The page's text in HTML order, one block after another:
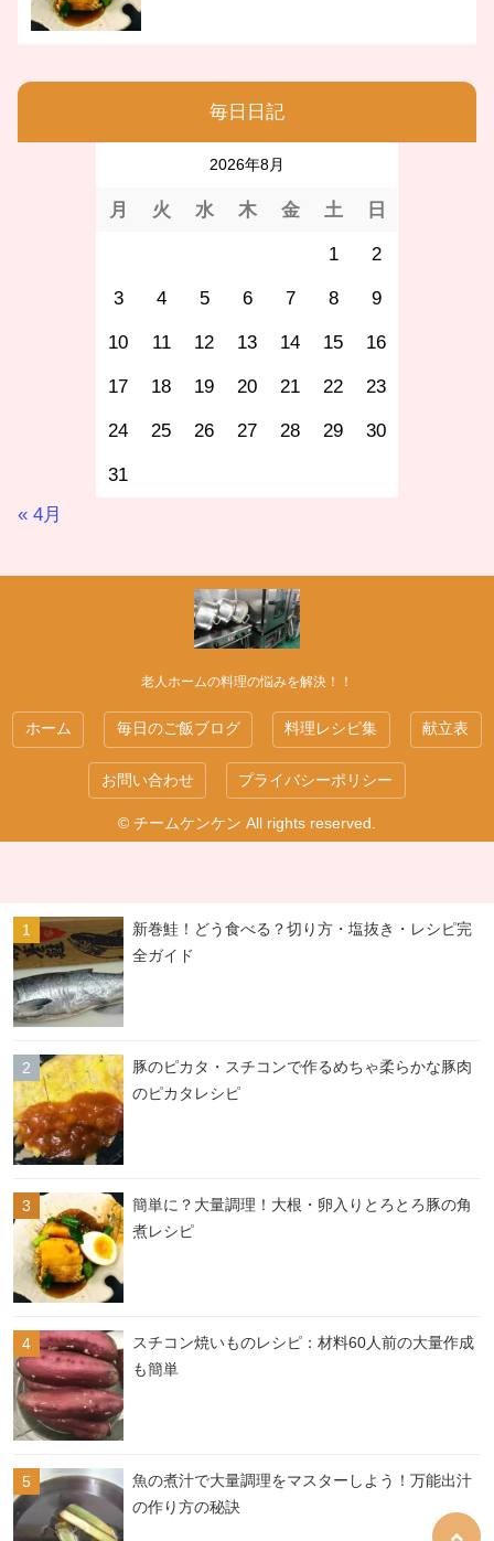
毎日日記
2026年8月
月 火 水 木 金 土 日
1 2
3 4 5 6 7 8 9
10 11 12 13 14 15 16
17 18 19 20 21 22 23
24 25 26 27 28 29 30
31
« 4月
老人ホームの料理の悩みを解決！！
ホーム 毎日のご飯ブログ 料理レシピ集 献立表
お問い合わせ プライバシーポリシー
© チームケンケン All rights reserved.
新巻鮭！どう食べる？切り方・塩抜き・レシピ完
全ガイド
豚のピカタ・スチコンで作るめちゃ柔らかな豚肉
のピカタレシピ
簡単に？大量調理！大根・卵入りとろとろ豚の角
煮レシピ
スチコン焼いものレシピ：材料60人前の大量作成
も簡単
魚の煮汁で大量調理をマスターしよう！万能出汁
の作り方の秘訣